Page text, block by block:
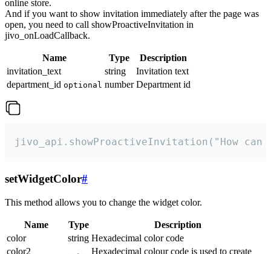
online store.
And if you want to show invitation immediately after the page was
open, you need to call showProactiveInvitation in
jivo_onLoadCallback.
Name Type
Description
invitation_text
string
Invitation text
department_id optional number Department id
jivo_api.showProactiveInvitation("How
setWidgetColor#
This method allows you to change the widget color.
Name Type
Description
color
string Hexadecimal color code
color2
Hexadecimal colour code is used to create